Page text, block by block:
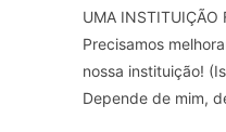
UMA INSTITUIÇÃO
Precisamos
nossa instituição!
Depende de mim,